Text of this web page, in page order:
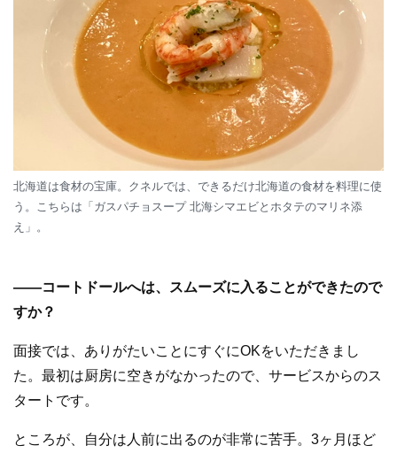
北海道は食材の宝庫。クネルでは、できるだけ北海道の食材を料理に使
う。こちらは「ガスパチョスープ 北海シマエビとホタテのマリネ添
え」。
——コートドールへは、スムーズに入ることができたので
すか？
面接では、ありがたいことにすぐにOKをいただきまし
た。最初は厨房に空きがなかったので、サービスからのス
タートです。
ところが、自分は人前に出るのが非常に苦手。3ヶ月ほど